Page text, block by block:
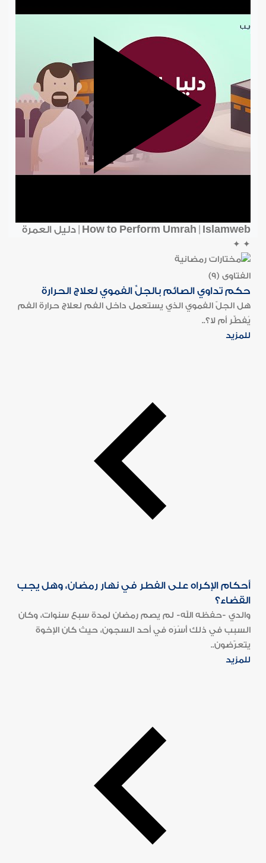
How to Perform Umrah | Islamweb | دليل العمرة
✦
✦
الفتاوى (9)
حكم تداوي الصائم بالجلِّ الفموي لعلاج الحرارة
هل الجلّ الفموي الذي يستعمل داخل الفم لعلاج حرارة الفم
يُفطِّر أم لا؟..
للمزيد
أحكام الإكراه على الفطر في نهار رمضان، وهل يجب
القضاء؟
والدي -حفظه الله- لم يصم رمضان لمدة سبع سنوات، وكان
السبب في ذلك أَسْرَه في أحد السجون، حيث كان الإخوة
يتعرّضون..
للمزيد